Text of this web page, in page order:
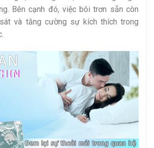
Bên cạnh đó, việc bôi trơn sẵn còn
và tăng cường sự kích thích trong